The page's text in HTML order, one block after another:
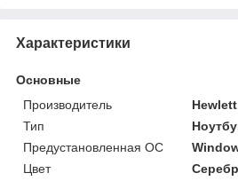
Характеристики
Основные
Производитель
Тип
Предустановленная ОС
Цвет